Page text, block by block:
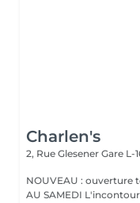
Charlen's
2, Rue Glesener Gare L-
NOUVEAU : ouverture
AU SAMEDI L'incontournable institut de beauté à Luxembourg.